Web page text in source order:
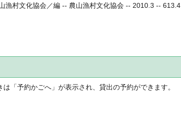
漁村文化協会／編 -- 農山漁村文化協会 -- 2010.3 -- 613.4
は「予約かごへ」が表示され、貸出の予約ができます。